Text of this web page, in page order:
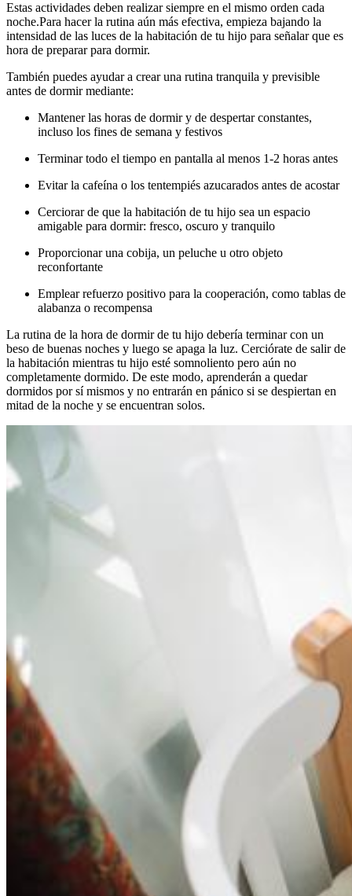
Estas actividades deben realizar siempre en el mismo orden cada
noche.Para hacer la rutina aún más efectiva, empieza bajando la
intensidad de las luces de la habitación de tu hijo para señalar que es
hora de preparar para dormir.
También puedes ayudar a crear una rutina tranquila y previsible
antes de dormir mediante:
Mantener las horas de dormir y de despertar constantes,
incluso los fines de semana y festivos
Terminar todo el tiempo en pantalla al menos 1-2 horas antes
Evitar la cafeína o los tentempiés azucarados antes de acostar
Cerciorar de que la habitación de tu hijo sea un espacio
amigable para dormir: fresco, oscuro y tranquilo
Proporcionar una cobija, un peluche u otro objeto
reconfortante
Emplear refuerzo positivo para la cooperación, como tablas de
alabanza o recompensa
La rutina de la hora de dormir de tu hijo debería terminar con un
beso de buenas noches y luego se apaga la luz. Cerciórate de salir de
la habitación mientras tu hijo esté somnoliento pero aún no
completamente dormido. De este modo, aprenderán a quedar
dormidos por sí mismos y no entrarán en pánico si se despiertan en
mitad de la noche y se encuentran solos.